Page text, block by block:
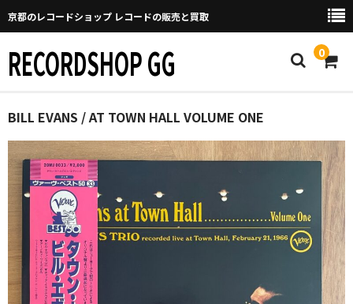
京都のレコードショップ レコードの販売と買取
RECORDSHOP GG 0
Home
マイページ
GGについて
買取について
取り置きなどについて
Categories
BILL EVANS / AT TOWN HALL VOLUME ONE